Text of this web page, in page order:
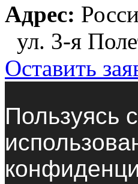
Адрес:
ул. 3-я
Оставить
Пользуясь